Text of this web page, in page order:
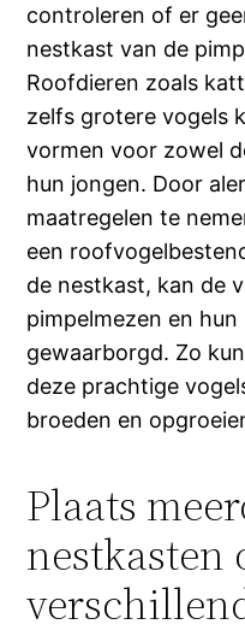
controleren of er
nestkast van de
Roofdieren zoals
zelfs grotere vogels
vormen voor zowel
hun jongen. Door
maatregelen te
een
de nestkast, kan de
pimpelmezen en
gewaarborgd. Zo
deze prachtige
broeden en
Plaats
nestkasten